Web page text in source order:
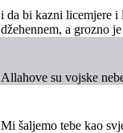
i da bi kazni licemjere i
džehennem, a grozno
Allahove su vojske
Mi šaljemo tebe kao